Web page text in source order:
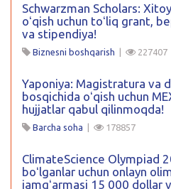
Schwarzman Scholars:
oʻqish uchun toʻliq grant,
va stipendiya!
Biznesni boshqarish | 227407
Yaponiya: Magistratura va
bosqichida oʻqish uchun
hujjatlar qabul qilinmoqda!
Barcha soha | 178857
ClimateScience Olympiad
boʻlganlar uchun onlayn
jamgʻarmasi 15 000 dollar